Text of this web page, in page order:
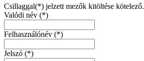
Csillaggal(*) jelzett mezők kitöltése kötelező.
Valódi név (*)
Felhasználónév (*)
Jelszó (*)